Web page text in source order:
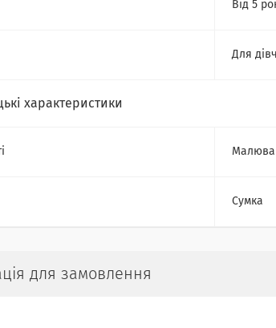
Від 5
Для
характеристики
Сумка
для замовлення